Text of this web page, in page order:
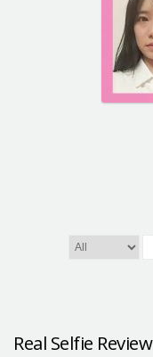
Real Selfie Review